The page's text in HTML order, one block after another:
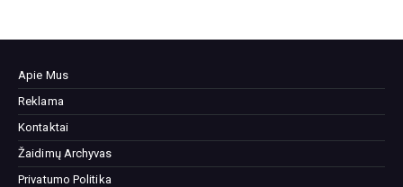
Apie Mus
Reklama
Kontaktai
Žaidimų Archyvas
Privatumo Politika